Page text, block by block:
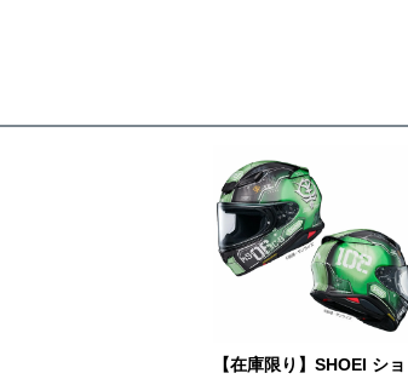
【在庫限り】SHOEI ショ